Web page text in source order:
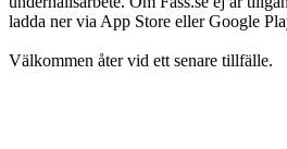
ladda ner via App Store eller Google
Välkommen åter vid ett senare tillfälle.